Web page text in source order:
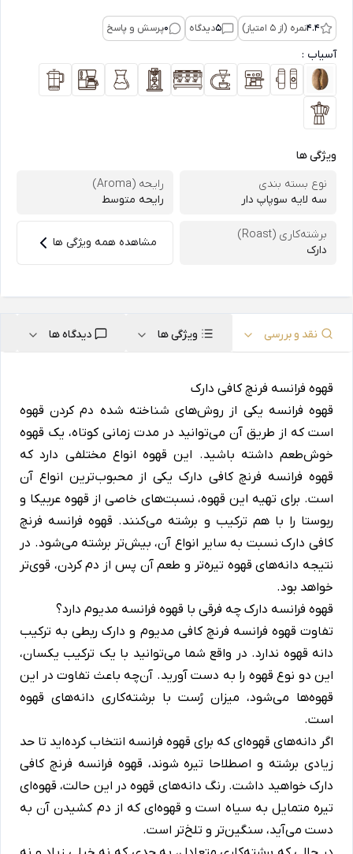
4.4نمره (از 5 امتیاز) 5دیدگاه 0پرسش و پاسخ
آسیاب :
ویژگی ها
نوع بسته بندی
سه لایه سوپاپ دار
رایحه (Aroma)
رایحه متوسط
برشته‌کاری (Roast)
دارک
مشاهده همه ویژگی ها
نقد و بررسی ویژگی ها دیدگاه ها
قهوه فرانسه فرنچ کافی دارک
قهوه فرانسه یکی از روش‌های شناخته‌ شده دم کردن قهوه
است که از طریق آن می‌توانید در مدت زمانی کوتاه، یک قهوه
خوش‌طعم داشته باشید. این قهوه انواع مختلفی دارد که
قهوه فرانسه فرنچ کافی دارک یکی از محبوب‌ترین انواع آن
است. برای تهیه این قهوه، نسبت‌های خاصی از قهوه عربیکا و
ربوستا را با هم ترکیب و برشته می‌کنند. قهوه فرانسه فرنچ
کافی دارک نسبت به سایر انواع آن، بیش‌تر برشته می‌شود. در
نتیجه دانه‌های قهوه تیره‌تر و طعم آن‌ پس از دم کردن، قوی‌تر
خواهد بود.
قهوه فرانسه دارک چه فرقی با قهوه فرانسه مدیوم دارد؟
تفاوت قهوه فرانسه فرنچ کافی مدیوم و دارک ربطی به ترکیب
دانه قهوه ندارد. در واقع شما می‌توانید با یک ترکیب یکسان،
این دو نوع قهوه را به دست آورید. آن‌چه باعث تفاوت در این
قهوه‌ها می‌شود، میزان رُست با برشته‌کاری دانه‌های قهوه
است.
اگر دانه‌های قهوه‌ای که برای قهوه فرانسه انتخاب کرده‌اید تا حد
زیادی برشته و اصطلاحا تیره شوند، قهوه فرانسه فرنچ کافی
دارک خواهید داشت. رنگ دانه‌های قهوه در این حالت، قهوه‌ای
تیره متمایل به سیاه است و قهوه‌ای که از دم کشیدن آن به
دست می‌آید، سنگین‌تر و تلخ‌تر است.